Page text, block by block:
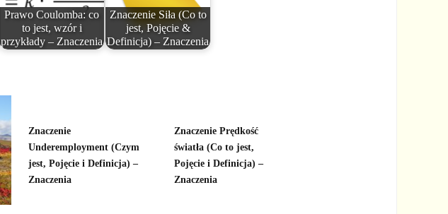
Prawo Coulomba: co
to jest, wzór i
przykłady – Znaczenia
Znaczenie Siła (Co to
jest, Pojęcie &
Definicja) – Znaczenia
Znaczenie
Underemployment (Czym
jest, Pojęcie i Definicja) –
Znaczenia
Znaczenie Prędkość
światła (Co to jest,
Pojęcie i Definicja) –
Znaczenia